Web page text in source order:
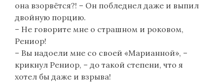
она взорвётся?! – Он побледнел даже и выпил
двойную порцию.
– Не говорите мне о страшном и роковом,
Рениор!
– Вы надоели мне со своей «Марианной», –
крикнул Рениор, – до такой степени, что я
хотел бы даже и взрыва!